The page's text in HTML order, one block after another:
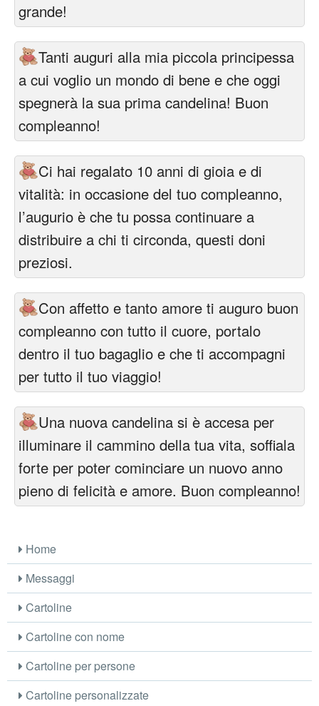
grande!
Tanti auguri alla mia piccola principessa
a cui voglio un mondo di bene e che oggi
spegnerà la sua prima candelina! Buon
compleanno!
Ci hai regalato 10 anni di gioia e di
vitalità: in occasione del tuo compleanno,
l’augurio è che tu possa continuare a
distribuire a chi ti circonda, questi doni
preziosi.
Con affetto e tanto amore ti auguro buon
compleanno con tutto il cuore, portalo
dentro il tuo bagaglio e che ti accompagni
per tutto il tuo viaggio!
Una nuova candelina si è accesa per
illuminare il cammino della tua vita, soffiala
forte per poter cominciare un nuovo anno
pieno di felicità e amore. Buon compleanno!
Home
Messaggi
Cartoline
Cartoline con nome
Cartoline per persone
Cartoline personalizzate